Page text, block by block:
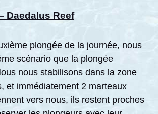
Daedalus Reef
plongée de la journée, nous
scénario que la plongée
nous stabilisons dans la zone
et immédiatement 2 marteaux
vers nous, ils restent proches